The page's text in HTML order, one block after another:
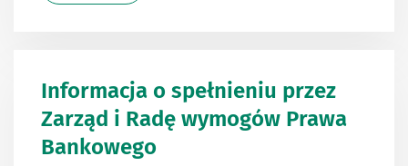
Informacja o spełnieniu przez
Zarząd i Radę wymogów Prawa
Bankowego